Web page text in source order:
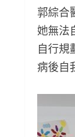
郭綜合
她無法
自行規
病後自